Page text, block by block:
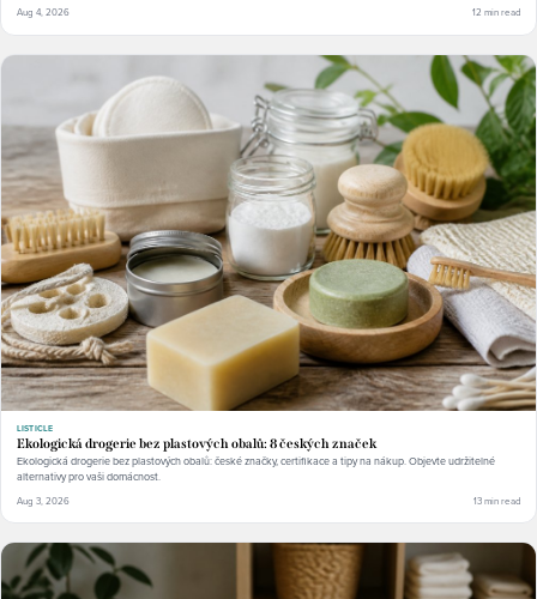
Aug 4, 2026 12 min read
LISTICLE
Ekologická drogerie bez plastových obalů: 8 českých značek
Ekologická drogerie bez plastových obalů: české značky, certifikace a tipy na nákup. Objevte udržitelné
alternativy pro vaši domácnost.
Aug 3, 2026 13 min read